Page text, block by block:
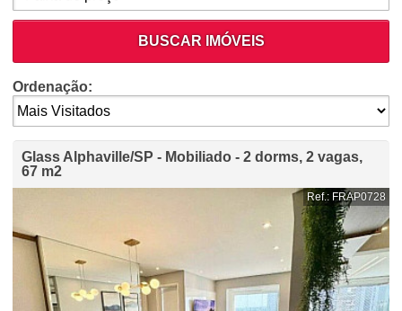
BUSCAR IMÓVEIS
Ordenação:
Glass Alphaville/SP - Mobiliado - 2 dorms, 2 vagas,
67 m2
Ref.: FRAP0728